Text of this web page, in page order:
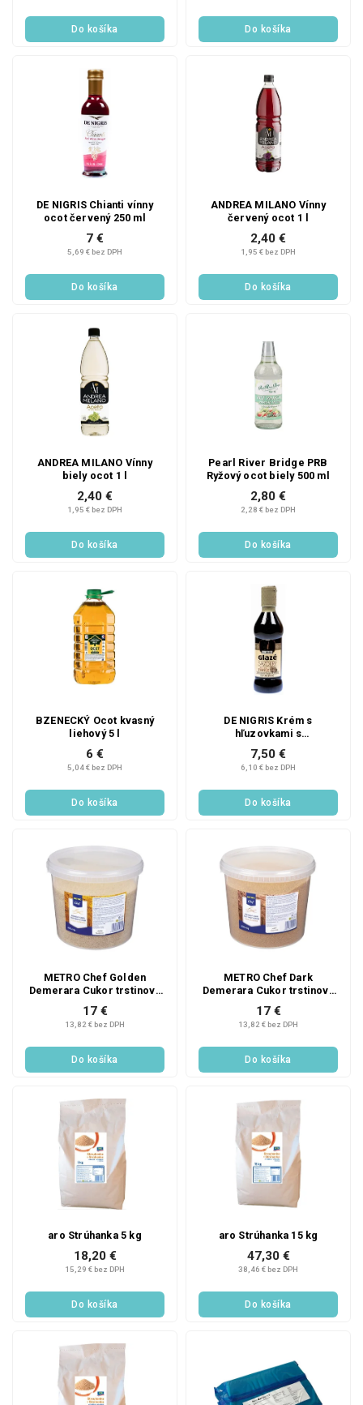
Do košíka Do košíka
DE NIGRIS Chianti vínny
ocot červený 250 ml
5,69 € bez DPH
7 €
Do košíka
ANDREA MILANO Vínny
červený ocot 1 l
1,95 € bez DPH
2,40 €
Do košíka
ANDREA MILANO Vínny
biely ocot 1 l
1,95 € bez DPH
2,40 €
Do košíka
Pearl River Bridge PRB
Ryžový ocot biely 500 ml
2,28 € bez DPH
2,80 €
Do košíka
BZENECKÝ Ocot kvasný
liehový 5 l
5,04 € bez DPH
6 €
Do košíka
DE NIGRIS Krém s
hľuzovkami s
Modeny 250 ml
6,10 € bez DPH
7,50 €
Do košíka
METRO Chef Golden
Demerara Cukor trstinový
4 kg
13,82 € bez DPH
17 €
Do košíka
METRO Chef Dark
Demerara Cukor trstinový
4 kg
13,82 € bez DPH
17 €
Do košíka
aro Strúhanka 5 kg
15,29 € bez DPH
18,20 €
Do košíka
aro Strúhanka 15 kg
38,46 € bez DPH
47,30 €
Do košíka